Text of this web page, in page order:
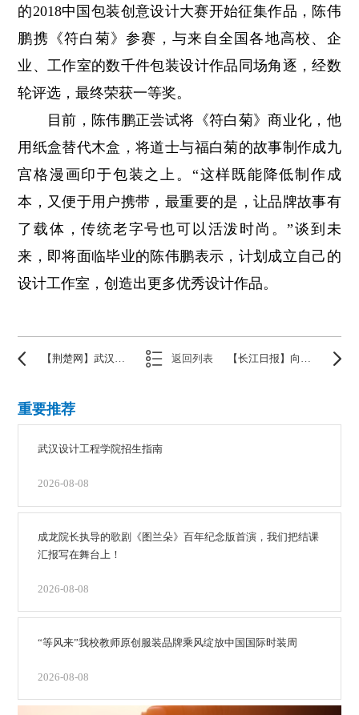
的2018中国包装创意设计大赛开始征集作品，陈伟
鹏携《符白菊》参赛，与来自全国各地高校、企
业、工作室的数千件包装设计作品同场角逐，经数
轮评选，最终荣获一等奖。
目前，陈伟鹏正尝试将《符白菊》商业化，他
用纸盒替代木盒，将道士与福白菊的故事制作成九
宫格漫画印于包装之上。“这样既能降低制作成
本，又便于用户携带，最重要的是，让品牌故事有
了载体，传统老字号也可以活泼时尚。”谈到未
来，即将面临毕业的陈伟鹏表示，计划成立自己的
设计工作室，创造出更多优秀设计作品。
【荆楚网】武汉一高校举办“赛车大使”选拔赛 优秀者将参加WEC上海站赛事播报 返回列表 【长江日报】向武汉学子伸出橄榄枝，成龙车队招募赛车文化高校推广大使
重要推荐
武汉设计工程学院招生指南
2026-08-08
成龙院长执导的歌剧《图兰朵》百年纪念版首演，我们把结课
汇报写在舞台上！
2026-08-08
“等风来”我校教师原创服装品牌乘风绽放中国国际时装周
2026-08-08